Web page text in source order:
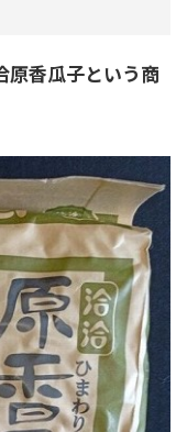
原香瓜子という商